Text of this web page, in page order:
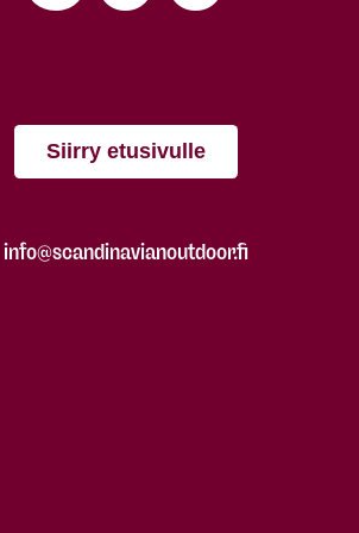
Siirry etusivulle
info@scandinavianoutdoor.fi